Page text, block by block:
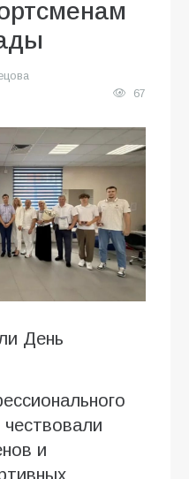
67
День
чествовали
и